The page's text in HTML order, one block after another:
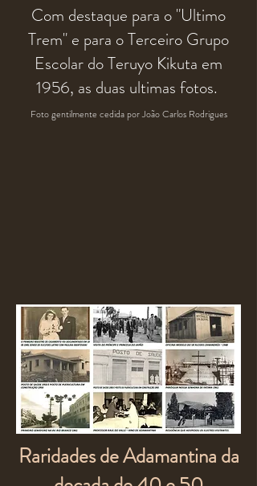
Com destaque para o "Ultimo
Trem" e para o Terceiro Grupo
Escolar do Teruyo Kikuta em
1956, as duas ultimas fotos.
Foto gentilmente cedida por João Carlos Rodrigues
Raridades de Adamantina da